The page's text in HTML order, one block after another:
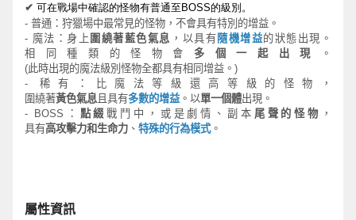
✔ 可在戰場中確認的怪物有普通至BOSS的級別 。
- 普通：狩獵場中最常見的怪物，不會具有特別的增益。
- 魔法：身上 圍繞著藍色氣息 ，以具有 隨機增益的狀態出現。
相同種類的怪物會 多個一起出現
。
(此時出現的魔法級別怪物全都具有相同增益。 )
- 稀有：比魔法等級還高等級的怪物，
圍繞著黃色氣息 且具有多數的增益。以單一個體出現。
- BOSS ： 點綴戰 鬥 中， 或是劇情、副本 尾聲的怪物 ，
具有高攻擊力和生命力 、 特殊的行為模式。
屬性資訊